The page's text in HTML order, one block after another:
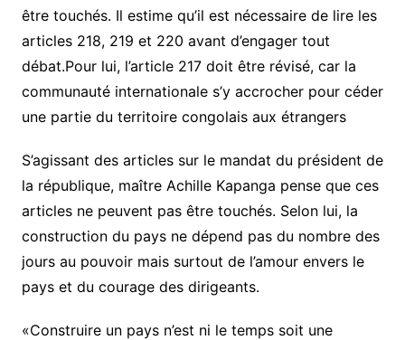
être touchés. Il estime qu’il est nécessaire de lire les
articles 218, 219 et 220 avant d’engager tout
débat.Pour lui, l’article 217 doit être révisé, car la
communauté internationale s’y accrocher pour céder
une partie du territoire congolais aux étrangers
S’agissant des articles sur le mandat du président de
la république, maître Achille Kapanga pense que ces
articles ne peuvent pas être touchés. Selon lui, la
construction du pays ne dépend pas du nombre des
jours au pouvoir mais surtout de l’amour envers le
pays et du courage des dirigeants.
«Construire un pays n’est ni le temps soit une